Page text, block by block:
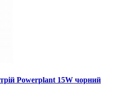
Powerplant 15W чорний